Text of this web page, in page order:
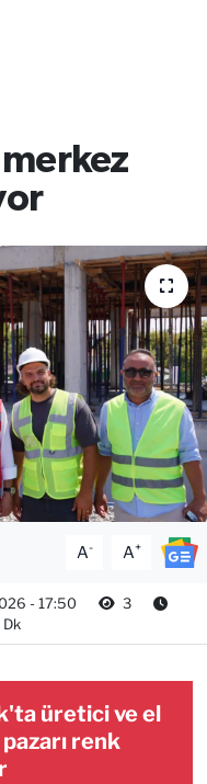
A- A+
- 17:50
3
Dk
üretici ve el
renk